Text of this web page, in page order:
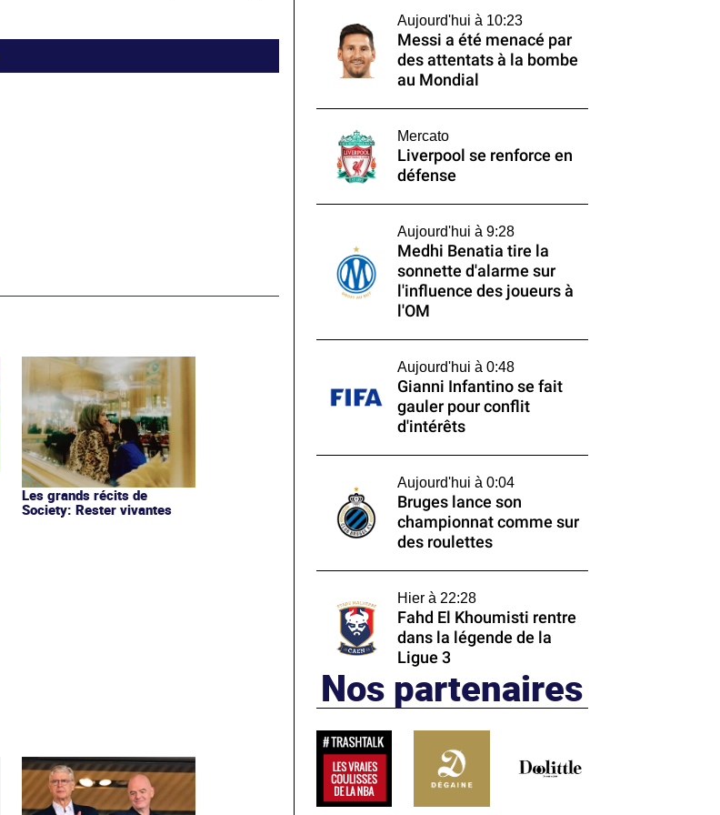
Les grands récits de
Society: Rester vivantes
Aujourd'hui à 10:23
Messi a été menacé par
des attentats à la bombe
au Mondial
Mercato
Liverpool se renforce en
défense
Aujourd'hui à 9:28
Medhi Benatia tire la
sonnette d'alarme sur
l'influence des joueurs à
l'OM
Aujourd'hui à 0:48
Gianni Infantino se fait
gauler pour conflit
d'intérêts
Aujourd'hui à 0:04
Bruges lance son
championnat comme sur
des roulettes
Hier à 22:28
Fahd El Khoumisti rentre
dans la légende de la
Ligue 3
Nos partenaires